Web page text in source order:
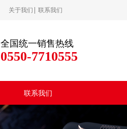
关于我们 | 联系我们
全国统一销售热线
0550-7710555
联系我们